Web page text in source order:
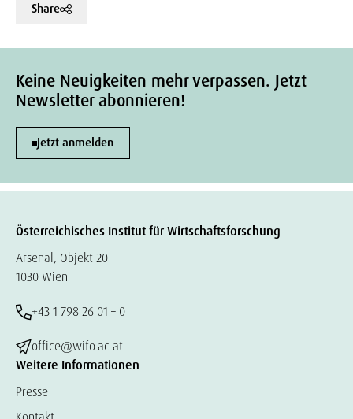
Share
Keine Neuigkeiten mehr verpassen. Jetzt
Newsletter abonnieren!
Jetzt anmelden
Österreichisches Institut für Wirtschaftsforschung
Arsenal, Objekt 20
1030 Wien
+43 1 798 26 01 – 0
office@wifo.ac.at
Weitere Informationen
Presse